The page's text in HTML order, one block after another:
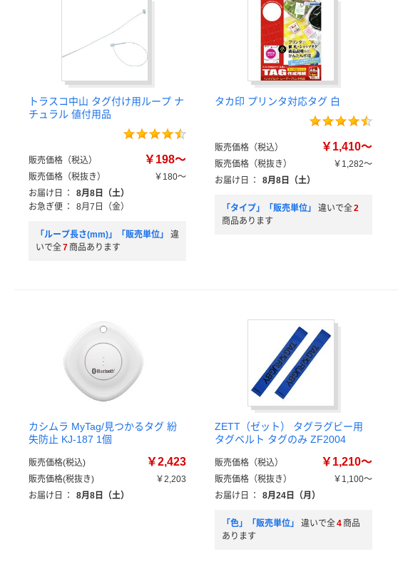
トラスコ中山 タグ付け用ループ ナ
チュラル 値付用品
販売価格（税込） ￥198～
販売価格（税抜き）
￥180～
お届け日
：
8月8日（土）
お急ぎ便 ： 8月7日（金）
「ループ長さ(mm)」「販売単位」
違
いで全7 商品あります
タカ印 プリンタ対応タグ 白
販売価格（税込） ￥1,410～
販売価格（税抜き）
￥1,282～
お届け日
： 8月8日（土）
「タイプ」「販売単位」 違いで全2
商品あります
カシムラ MyTag/見つかるタグ 紛
失防止 KJ-187 1個
販売価格(税込) ￥2,423
販売価格(税抜き)
￥2,203
お届け日
： 8月8日（土）
ZETT（ゼット） タグラグビー用
タグベルト タグのみ ZF2004
販売価格（税込） ￥1,210～
販売価格（税抜き）
￥1,100～
お届け日
： 8月24日（月）
「色」「販売単位」 違いで全4 商品
あります